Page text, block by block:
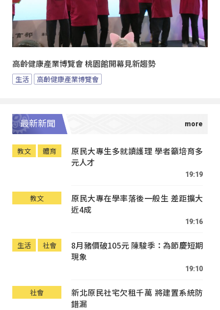
高齡健康產業博覽會 桃園館開幕見新趨勢
生活 高齡健康產業博覽會
最新新聞
教文 體育
原民大專生多就讀護理 學者籲培育多
元人才
19:19
教文
原民大專在學率落後一般生 差距擴大
近4成
19:16
生活 社會
8月豬價破105元 陳駿季：為節慶短期
現象
19:10
社會
新北原民社宅欠租千萬 將建置系統防
錯漏